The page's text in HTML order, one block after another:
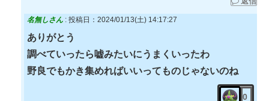
名無しさん : 投稿日：2024/01/13(土) 14:17:27
ありがとう
調べていったら嘘みたいにうまくいったわ
野良でもかき集めればいいってものじゃないのね
0